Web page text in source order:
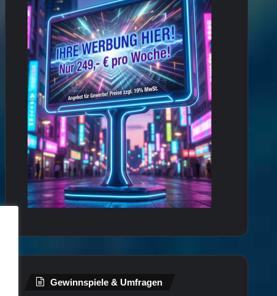
Gewinnspiele & Umfragen